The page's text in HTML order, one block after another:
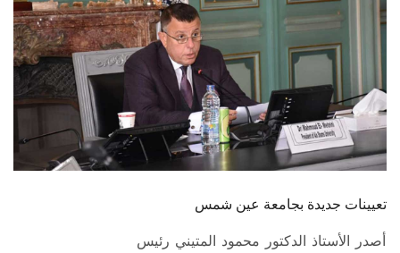
الطلاب
هيئة التدريس
الدراسات العليا
الخريجين
تعيينات جديدة بجامعة عين شمس
أصدر الأستاذ الدكتور محمود المتيني رئيس